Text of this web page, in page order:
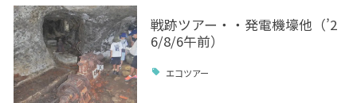
戦跡ツアー・・発電機壕他（’2
6/8/6午前）
エコツアー